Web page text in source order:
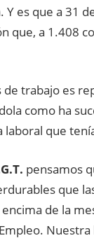
es que a 31
que, a 1.408
trabajo es
como ha
que
pensamos
que
de la